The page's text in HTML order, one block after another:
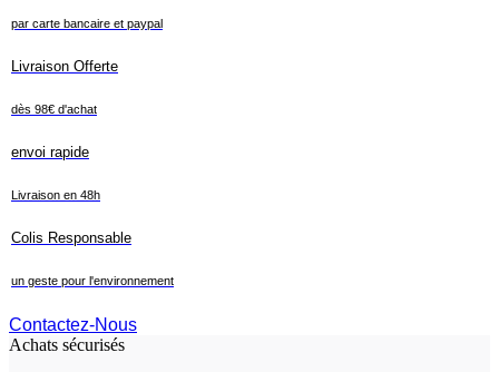
par carte bancaire et paypal
Livraison Offerte
dès 98€ d'achat
envoi rapide
Livraison en 48h
Colis Responsable
un geste pour l'environnement
Contactez-Nous
Achats sécurisés